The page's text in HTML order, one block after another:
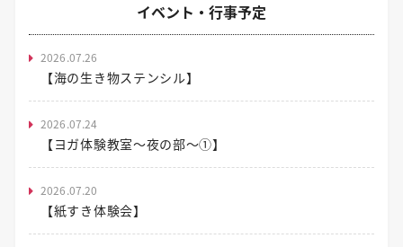
イベント・行事予定
2026.07.26
【海の生き物ステンシル】
2026.07.24
【ヨガ体験教室～夜の部～①】
2026.07.20
【紙すき体験会】